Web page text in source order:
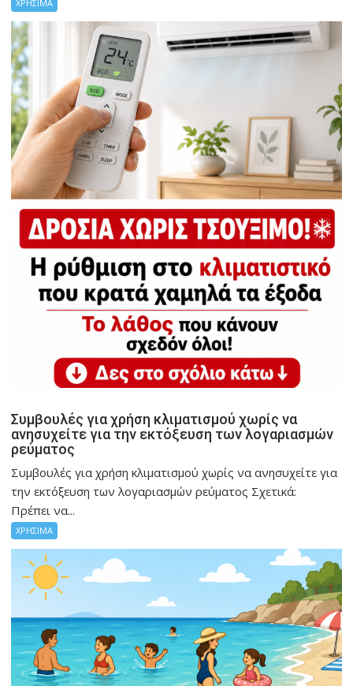
ΧΡΗΣΙΜΑ
Συμβουλές για χρήση κλιματισμού χωρίς να
ανησυχείτε για την εκτόξευση των λογαριασμών
ρεύματος
Συμβουλές για χρήση κλιματισμού χωρίς να ανησυχείτε για
την εκτόξευση των λογαριασμών ρεύματος Σχετικά:
Πρέπει να...
ΧΡΗΣΙΜΑ